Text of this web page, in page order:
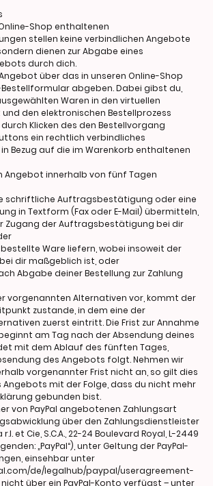
Shop enthaltenen
stellen keine verbindlichen Angebote
dienen zur Abgabe eines
durch dich.
über das in unseren Online-Shop
abgeben. Dabei gibst du,
Waren in den virtuellen
den elektronischen Bestellprozess
Klicken des den Bestellvorgang
ein rechtlich verbindliches
Bezug auf die im Warenkorb enthaltenen
Angebot innerhalb von fünf Tagen
schriftliche Auftragsbestätigung oder eine
in Textform (Fax oder E-Mail) übermitteln,
Zugang der Auftragsbestätigung bei dir
Ware liefern, wobei insoweit der
dir maßgeblich ist, oder
Abgabe deiner Bestellung zur Zahlung
vorgenannten Alternativen vor, kommt der
zustande, in dem eine der
zuerst eintritt. Die Frist zur Annahme
am Tag nach der Absendung deines
mit dem Ablauf des fünften Tages,
des Angebots folgt. Nehmen wir
vorgenannter Frist nicht an, so gilt dies
Angebots mit der Folge, dass du nicht mehr
gebunden bist.
von PayPal angebotenen Zahlungsart
über den Zahlungsdienstleister
r.l. et Cie, S.C.A., 22-24 Boulevard Royal, L-2449
„PayPal“), unter Geltung der PayPal-
einsehbar unter
de/legalhub/paypal/useragreement-
über ein PayPal-Konto verfügst – unter